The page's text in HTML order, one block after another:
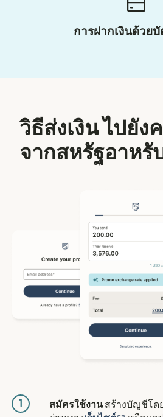
การฝากเงินด้วยบั
วิธีส่งเงิน ไปยั
จากสหรัฐอาหรั
1 สมัครใช้งานสร้างบัญชีโด